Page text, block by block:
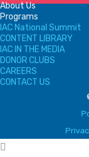
About Us
Programs
IAC National Summit
CONTENT LIBRARY
IAC IN THE MEDIA
DONOR CLUBS
CAREERS
CONTACT US